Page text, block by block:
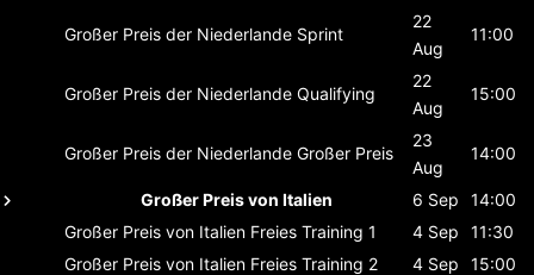
Großer Preis der Niederlande Sprint
22
Aug
11:00
Großer Preis der Niederlande Qualifying
22
Aug
15:00
Großer Preis der Niederlande Großer Preis
23
Aug
14:00
Großer Preis von Italien 6 Sep
14:00
Großer Preis von Italien Freies Training 1 4 Sep
11:30
Großer Preis von Italien Freies Training 2 4 Sep
15:00